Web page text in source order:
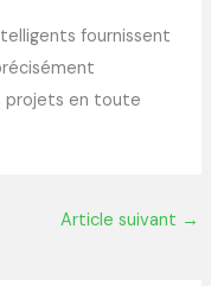
fournissent
projets en toute
Article suivant →